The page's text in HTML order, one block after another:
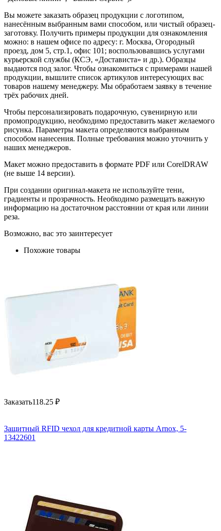
Вы можете заказать образец продукции с логотипом,
нанесённым выбранным вами способом, или чистый образец-
заготовку. Получить примеры продукции для ознакомления
можно: в нашем офисе по адресу: г. Москва, Огородный
проезд, дом 5, стр.1, офис 101; воспользовавшись услугами
курьерской службы (КСЭ, «Достависта» и др.). Образцы
выдаются под залог. Чтобы ознакомиться с примерами нашей
продукции, вышлите список артикулов интересующих вас
товаров нашему менеджеру. Мы обработаем заявку в течение
трёх рабочих дней.
Чтобы персонализировать подарочную, сувенирную или
промопродукцию, необходимо предоставить макет желаемого
рисунка. Параметры макета определяются выбранным
способом нанесения. Полные требования можно уточнить у
наших менеджеров.
Макет можно предоставить в формате PDF или CorelDRAW
(не выше 14 версии).
При создании оригинал-макета не используйте тени,
градиенты и прозрачность. Необходимо размещать важную
информацию на достаточном расстоянии от края или линии
реза.
Возможно, вас это заинтересует
Похожие товары
Заказать118.25 ₽
Защитный RFID чехол для кредитной карты Arnox, 5-
13422601